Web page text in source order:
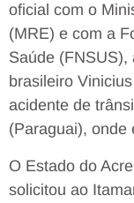
oficial com o
(MRE) e com a
Saúde (FNSUS),
brasileiro
acidente de
(Paraguai), onde
O Estado do
solicitou ao